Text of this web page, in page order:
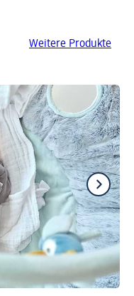
Weitere Produkte